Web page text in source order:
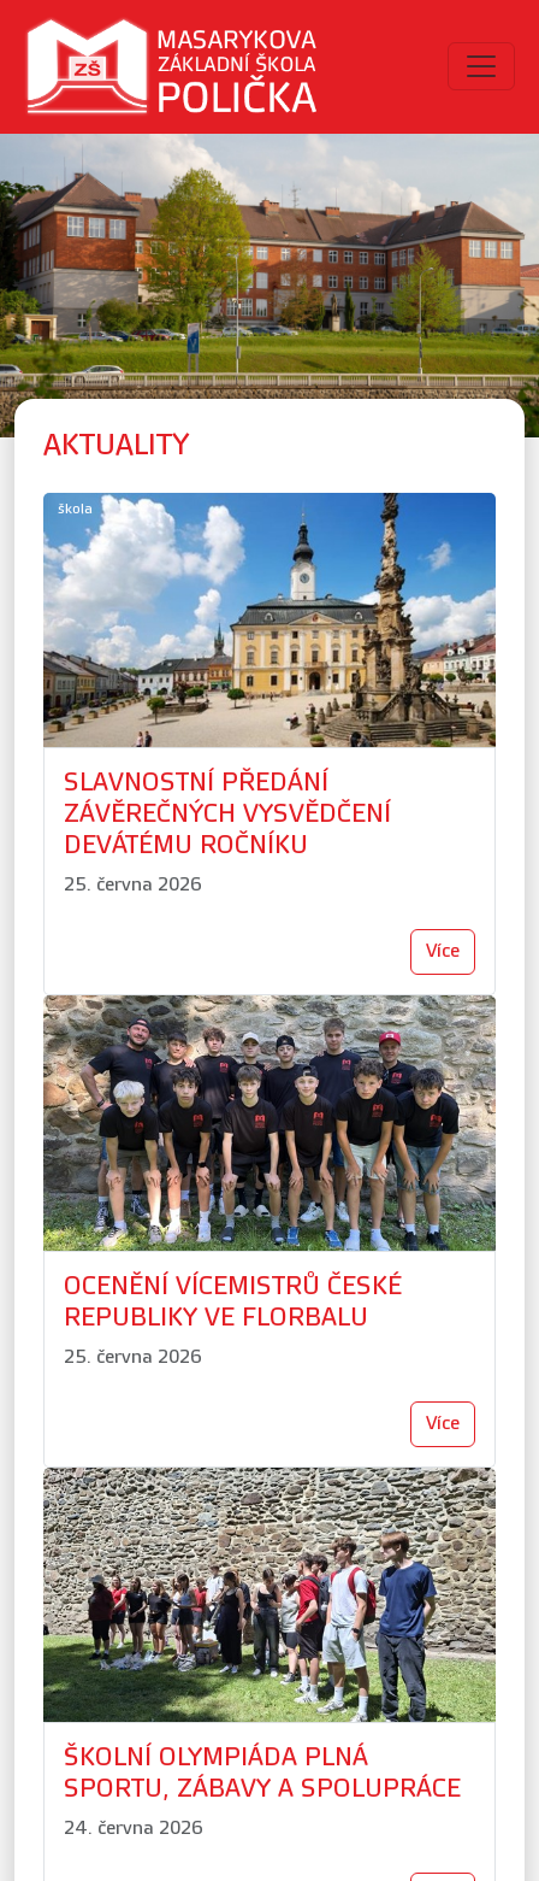
AKTUALITY
škola
SLAVNOSTNÍ PŘEDÁNÍ
ZÁVĚREČNÝCH VYSVĚDČENÍ
DEVÁTÉMU ROČNÍKU
25. června 2026
Více
OCENĚNÍ VÍCEMISTRŮ ČESKÉ
REPUBLIKY VE FLORBALU
25. června 2026
Více
ŠKOLNÍ OLYMPIÁDA PLNÁ
SPORTU, ZÁBAVY A SPOLUPRÁCE
24. června 2026